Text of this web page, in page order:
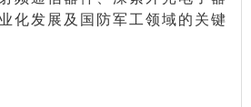
化发展及国防军工领域的关键